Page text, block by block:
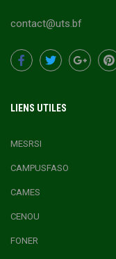
contact@uts.bf
LIENS UTILES
MESRSI
CAMPUSFASO
CAMES
CENOU
FONER